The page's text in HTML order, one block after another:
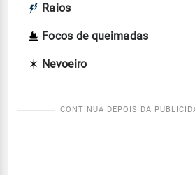
Raios
Focos de queimadas
Nevoeiro